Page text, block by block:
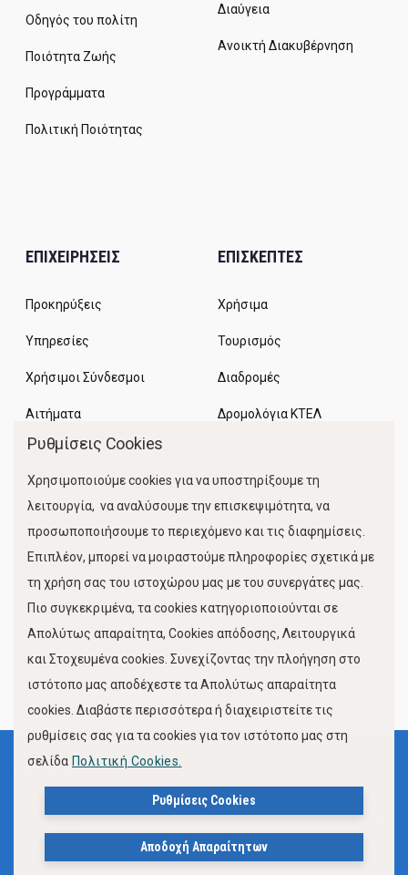
Οδηγός του πολίτη
Ποιότητα Ζωής
Προγράμματα
Πολιτική Ποιότητας
Διαύγεια
Ανοικτή Διακυβέρνηση
ΕΠΙΧΕΙΡΗΣΕΙΣ
Προκηρύξεις
Υπηρεσίες
Χρήσιμοι Σύνδεσμοι
Αιτήματα
ΕΠΙΣΚΕΠΤΕΣ
Χρήσιμα
Τουρισμός
Διαδρομές
Δρομολόγια ΚΤΕΛ
Κίνηση Λιμένος
FOLLOW US
Όροι Χρήσης
Πολιτική Προστασίας Προσωπικών Δεδομένων
Πολιτική Cookies
Ρυθμίσεις Cookies
Χρησιμοποιούμε cookies για να υποστηρίξουμε τη
λειτουργία, να αναλύσουμε την επισκεψιμότητα, να
προσωποποιήσουμε το περιεχόμενο και τις διαφημίσεις.
Επιπλέον, μπορεί να μοιραστούμε πληροφορίες σχετικά με
τη χρήση σας του ιστοχώρου μας με του συνεργάτες μας.
Πιο συγκεκριμένα, τα cookies κατηγοριοποιούνται σε
Απολύτως απαραίτητα, Cookies απόδοσης, Λειτουργικά
και Στοχευμένα cookies. Συνεχίζοντας την πλοήγηση στο
ιστότοπο μας αποδέχεστε τα Απολύτως απαραίτητα
cookies. Διαβάστε περισσότερα ή διαχειριστείτε τις
ρυθμίσεις σας για τα cookies για τον ιστότοπο μας στη
σελίδα Πολιτική Cookies.
Ρυθμίσεις Cookies
Αποδοχή Απαραίτητων